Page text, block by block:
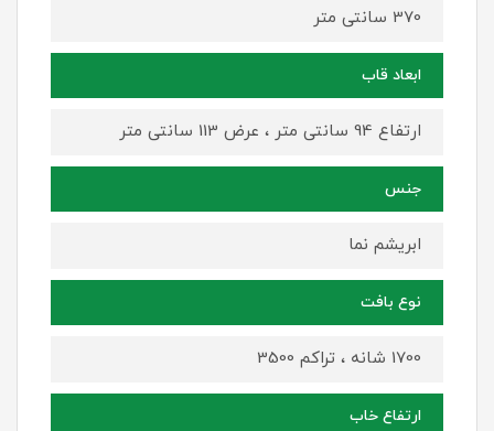
370 سانتی متر
ابعاد قاب
ارتفاع 94 سانتی متر ، عرض 113 سانتی متر
جنس
ابریشم نما
نوع بافت
1700 شانه ، تراکم 3500
ارتفاع خاب